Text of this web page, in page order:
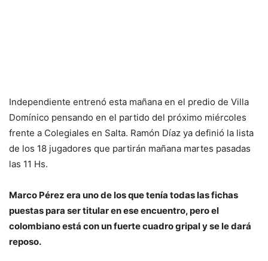
Independiente entrenó esta mañana en el predio de Villa
Domínico pensando en el partido del próximo miércoles
frente a Colegiales en Salta. Ramón Díaz ya definió la lista
de los 18 jugadores que partirán mañana martes pasadas
las 11 Hs.
Marco Pérez era uno de los que tenía todas las fichas
puestas para ser titular en ese encuentro, pero el
colombiano está con un fuerte cuadro gripal y se le dará
reposo.